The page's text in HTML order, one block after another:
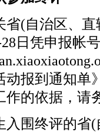
自治区、直
日凭申报帐
动报到通知单
作的依据，请
终评的省(